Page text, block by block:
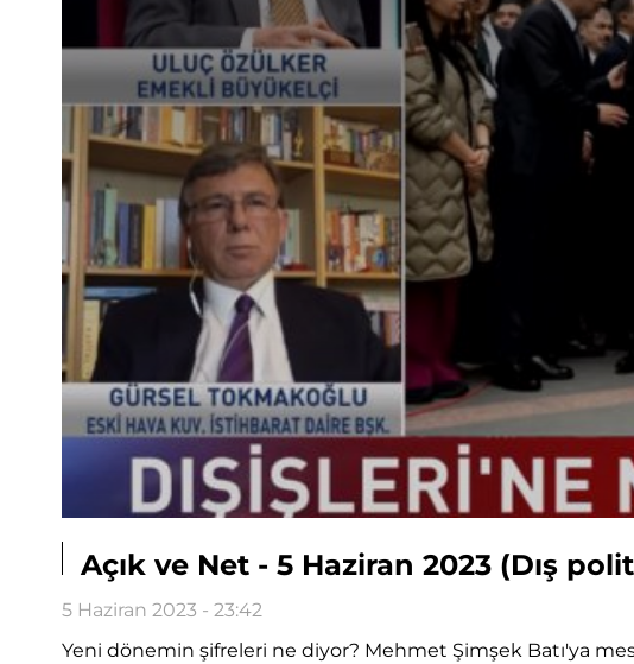
Açık ve Net - 5 Haziran 2023 (Dış
5 Haziran 2023 - 23:42
Yeni dönemin şifreleri ne diyor? Mehmet Şimşek Batı'ya